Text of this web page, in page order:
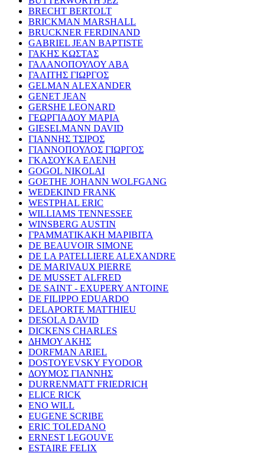
BRECHT BERTOLT
BRICKMAN MARSHALL
BRUCKNER FERDINAND
GABRIEL JEAN BAPTISTE
ΓΑΚΗΣ ΚΩΣΤΑΣ
ΓΑΛΑΝΟΠΟΥΛΟΥ ΑΒΑ
ΓΑΛΙΤΗΣ ΓΙΩΡΓΟΣ
GELMAN ALEXANDER
GENET JEAN
GERSHE LEONARD
ΓΕΩΡΓΙΑΔΟΥ ΜΑΡΙΑ
GIESELMANN DAVID
ΓΙΑΝΝΗΣ ΤΣΙΡΟΣ
ΓΙΑΝΝΟΠΟΥΛΟΣ ΓΙΩΡΓΟΣ
ΓΚΑΣΟΥΚΑ ΕΛΕΝΗ
GOGOL NIKOLAI
GOETHE JOHANN WOLFGANG
WEDEKIND FRANK
WESTPHAL ERIC
WILLIAMS TENNESSEE
WINSBERG AUSTIN
ΓΡΑΜΜΑΤΙΚΑΚΗ ΜΑΡΙΒΙΤΑ
DE BEAUVOIR SIMONE
DE LA PATELLIERE ALEXANDRE
DE MARIVAUX PIERRE
DE MUSSET ALFRED
DE SAINT - EXUPERY ANTOINE
DE FILIPPO EDUARDO
DELAPORTE MATTHIEU
DESOLA DAVID
DICKENS CHARLES
ΔΗΜΟΥ ΑΚΗΣ
DORFMAN ARIEL
DOSTOYEVSKY FYODOR
ΔΟΥΜΟΣ ΓΙΑΝΝΗΣ
DURRENMATT FRIEDRICH
ELICE RICK
ENO WILL
EUGENE SCRIBE
ERIC TOLEDANO
ERNEST LEGOUVE
ESTAIRE FELIX